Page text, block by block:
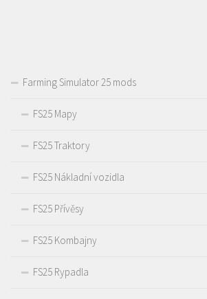
Farming Simulator 25 mods
FS25 Mapy
FS25 Traktory
FS25 Nákladní vozidla
FS25 Přívěsy
FS25 Kombajny
FS25 Rypadla